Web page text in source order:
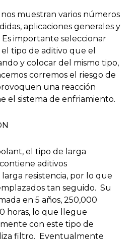
muestran varios números
aplicaciones generales y
importante seleccionar
tipo de aditivo que el
y colocar del mismo tipo,
corremos el riesgo de
una reacción
el sistema de enfriamiento.
el tipo de larga
aditivos
resistencia, por lo que
tan seguido. Su
en 5 años, 250,000
horas, lo que llegue
con este tipo de
filtro. Eventualmente